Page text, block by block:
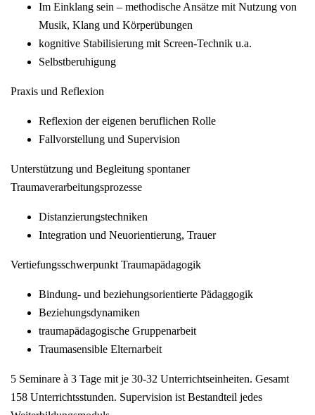
Im Einklang sein – methodische Ansätze mit Nutzung von
Musik, Klang und Körperübungen
kognitive Stabilisierung mit Screen-Technik u.a.
Selbstberuhigung
Praxis und Reflexion
Reflexion der eigenen beruflichen Rolle
Fallvorstellung und Supervision
Unterstützung und Begleitung spontaner
Traumaverarbeitungsprozesse
Distanzierungstechniken
Integration und Neuorientierung, Trauer
Vertiefungsschwerpunkt Traumapädagogik
Bindung- und beziehungsorientierte Pädaggogik
Beziehungsdynamiken
traumapädagogische Gruppenarbeit
Traumasensible Elternarbeit
5 Seminare à 3 Tage mit je 30-32 Unterrichtseinheiten. Gesamt
158 Unterrichtsstunden. Supervision ist Bestandteil jedes